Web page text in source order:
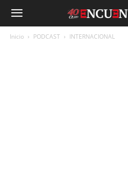
Inicio PODCAST INTERNACIONAL